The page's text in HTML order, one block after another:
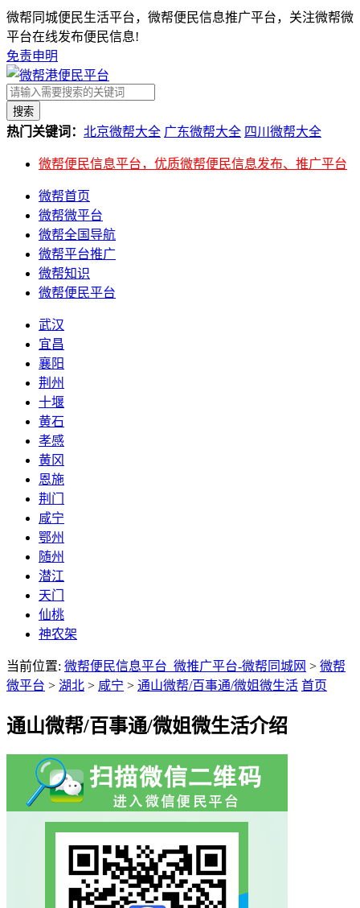
微帮同城便民生活平台，微帮便民信息推广平台，关注微帮微
平台在线发布便民信息!
免责申明
搜索
热门关键词： 北京微帮大全 广东微帮大全 四川微帮大全
微帮便民信息平台，优质微帮便民信息发布、推广平台
微帮首页
微帮微平台
微帮全国导航
微帮平台推广
微帮知识
微帮便民平台
武汉
宜昌
襄阳
荆州
十堰
黄石
孝感
黄冈
恩施
荆门
咸宁
鄂州
随州
潜江
天门
仙桃
神农架
当前位置: 微帮便民信息平台_微推广平台-微帮同城网 > 微帮
微平台 > 湖北 > 咸宁 > 通山微帮/百事通/微姐微生活 首页
通山微帮/百事通/微姐微生活介绍